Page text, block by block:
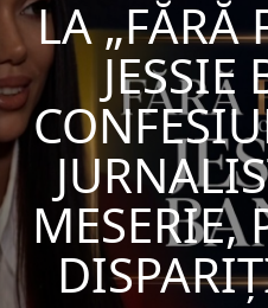
LA „FĂRĂ
JESSIE
MESERIE,